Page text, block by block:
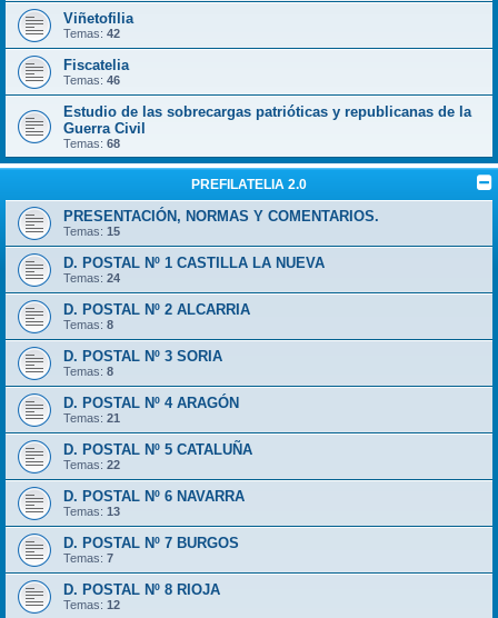
Viñetofilia
Temas: 42
Fiscatelia
Temas: 46
Estudio de las sobrecargas patrióticas y republicanas de la
Guerra Civil
Temas: 68
PREFILATELIA 2.0
PRESENTACIÓN, NORMAS Y COMENTARIOS.
Temas: 15
D. POSTAL Nº 1 CASTILLA LA NUEVA
Temas: 24
D. POSTAL Nº 2 ALCARRIA
Temas: 8
D. POSTAL Nº 3 SORIA
Temas: 8
D. POSTAL Nº 4 ARAGÓN
Temas: 21
D. POSTAL Nº 5 CATALUÑA
Temas: 22
D. POSTAL Nº 6 NAVARRA
Temas: 13
D. POSTAL Nº 7 BURGOS
Temas: 7
D. POSTAL Nº 8 RIOJA
Temas: 12